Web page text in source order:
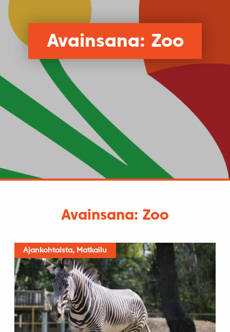
Avainsana: Zoo
Avainsana: Zoo
Ajankohtaista, Matkailu